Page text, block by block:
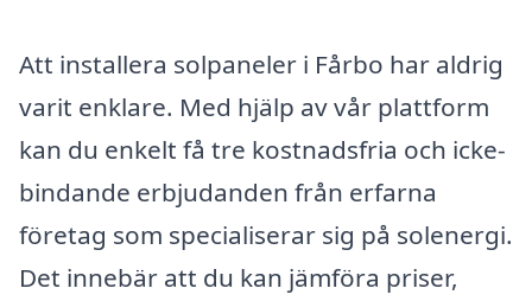
Att installera solpaneler i Fårbo har aldrig
varit enklare. Med hjälp av vår plattform
kan du enkelt få tre kostnadsfria och icke-
bindande erbjudanden från erfarna
företag som specialiserar sig på solenergi.
Det innebär att du kan jämföra priser,